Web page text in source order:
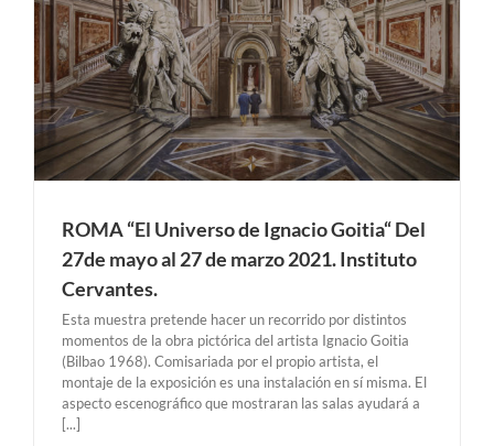
ROMA “El Universo de Ignacio Goitia“ Del
27de mayo al 27 de marzo 2021. Instituto
Cervantes.
Esta muestra pretende hacer un recorrido por distintos
momentos de la obra pictórica del artista Ignacio Goitia
(Bilbao 1968). Comisariada por el propio artista, el
montaje de la exposición es una instalación en sí misma. El
aspecto escenográfico que mostraran las salas ayudará a
[...]